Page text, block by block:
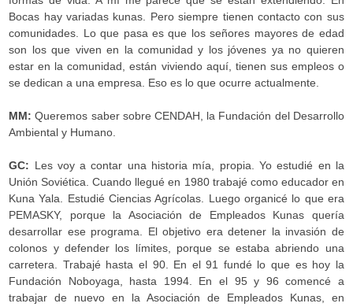
Bocas hay variadas kunas. Pero siempre tienen contacto con sus
comunidades. Lo que pasa es que los señores mayores de edad
son los que viven en la comunidad y los jóvenes ya no quieren
estar en la comunidad, están viviendo aquí, tienen sus empleos o
se dedican a una empresa. Eso es lo que ocurre actualmente.
MM:Queremos saber sobre CENDAH, la Fundación del Desarrollo
Ambiental y Humano.
GC: Les voy a contar una historia mía, propia. Yo estudié en la
Unión Soviética. Cuando llegué en 1980 trabajé como educador en
Kuna Yala. Estudié Ciencias Agrícolas. Luego organicé lo que era
PEMASKY, porque la Asociación de Empleados Kunas quería
desarrollar ese programa. El objetivo era detener la invasión de
colonos y defender los límites, porque se estaba abriendo una
carretera. Trabajé hasta el 90. En el 91 fundé lo que es hoy la
Fundación Noboyaga, hasta 1994. En el 95 y 96 comencé a
trabajar de nuevo en la Asociación de Empleados Kunas, en